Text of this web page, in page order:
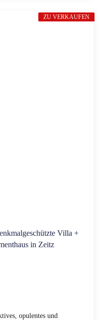
Villa +
in Zeitz
opulentes und
ZU VERKAUFEN